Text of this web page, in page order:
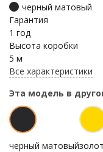
черный матовый
Гарантия
1 год
Высота коробки
5 м
Все характеристики
Эта модель в
черный матовый